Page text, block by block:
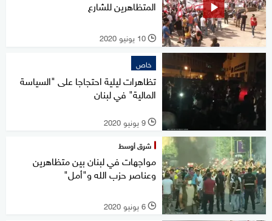
المتظاهرين للشارع
l 10 يونيو 2020
خاص
تظاهرات ليلية احتجاجا على "السياسة
المالية" في لبنان
l 9 يونيو 2020
شرق أوسط
مواجهات في لبنان بين متظاهرين
وعناصر حزب الله و"أمل"
l 6 يونيو 2020